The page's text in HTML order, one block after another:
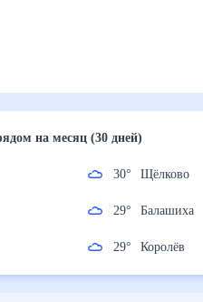
рядомна месяц (30 дней)
30° Щёлково
29° Балашиха
29° Королёв